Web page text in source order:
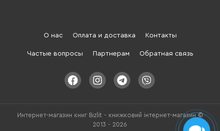
О нас Оплата и доставка Контакты
Частые вопросы Партнерам Обратная связь
Интернет-магазин книг Bizlit - книжковий інтернет-магазин ©
2013 - 2026